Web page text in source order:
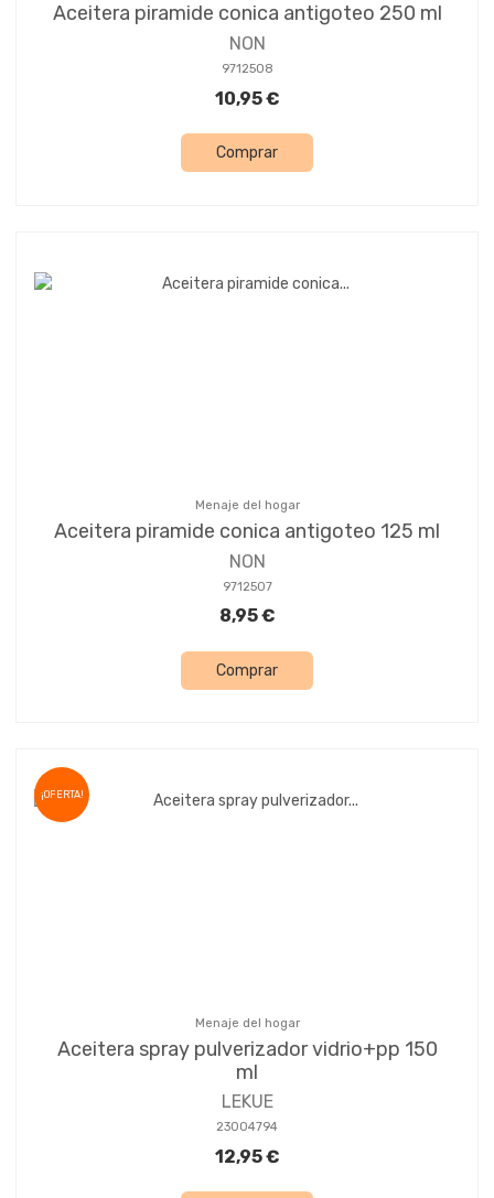
Aceitera piramide conica antigoteo 250 ml
NON
9712508
10,95 €
Comprar
Menaje del hogar
Aceitera piramide conica antigoteo 125 ml
NON
9712507
8,95 €
Comprar
¡OFERTA!
Menaje del hogar
Aceitera spray pulverizador vidrio+pp 150
ml
LEKUE
23004794
12,95 €